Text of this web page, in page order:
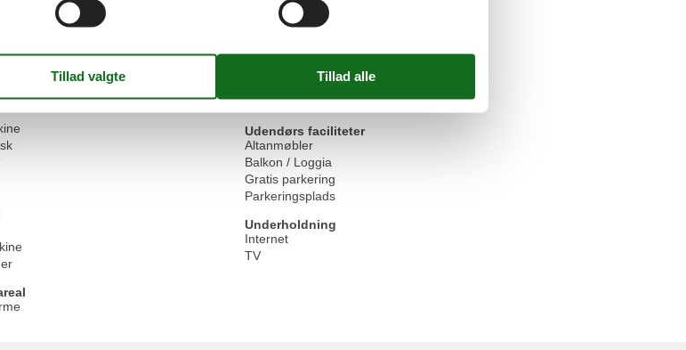
Garderobe
Kommode
SAT-flad-tv
Udendørs faciliteter
Altanmøbler
Balkon / Loggia
Gratis parkering
Parkeringsplads
Underholdning
Internet
TV